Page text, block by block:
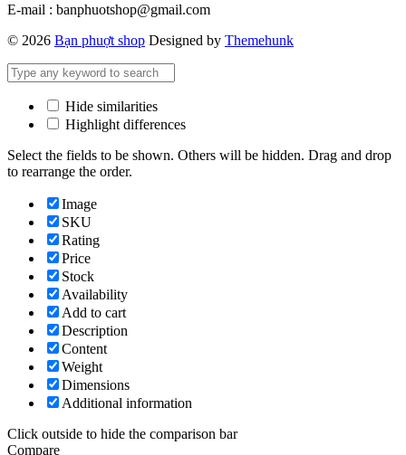
E-mail : banphuotshop@gmail.com
© 2026 Bạn phuợt shop Designed by Themehunk
Hide similarities
Highlight differences
Select the fields to be shown. Others will be hidden. Drag and drop
to rearrange the order.
Image
SKU
Rating
Price
Stock
Availability
Add to cart
Description
Content
Weight
Dimensions
Additional information
Click outside to hide the comparison bar
Compare